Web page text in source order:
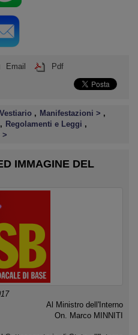
Email Pdf
, Manifestazioni > ,
, Regolamenti e Leggi ,
>
IMMAGINE DEL
Al Ministro dell'Interno
On. Marco MINNITI